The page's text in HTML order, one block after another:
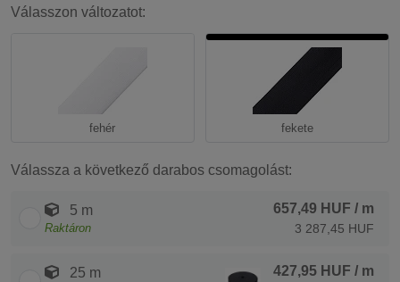
Válasszon változatot:
fehér fekete
Válassza a következő darabos csomagolást:
5 m
Raktáron
657,49 HUF / m
3 287,45 HUF
25 m 427,95 HUF / m